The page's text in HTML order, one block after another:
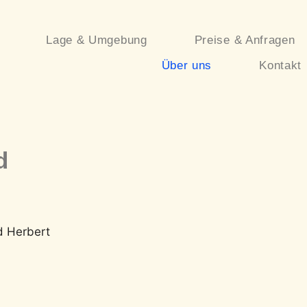
Lage & Umgebung
Preise & Anfragen
Über uns
Kontakt